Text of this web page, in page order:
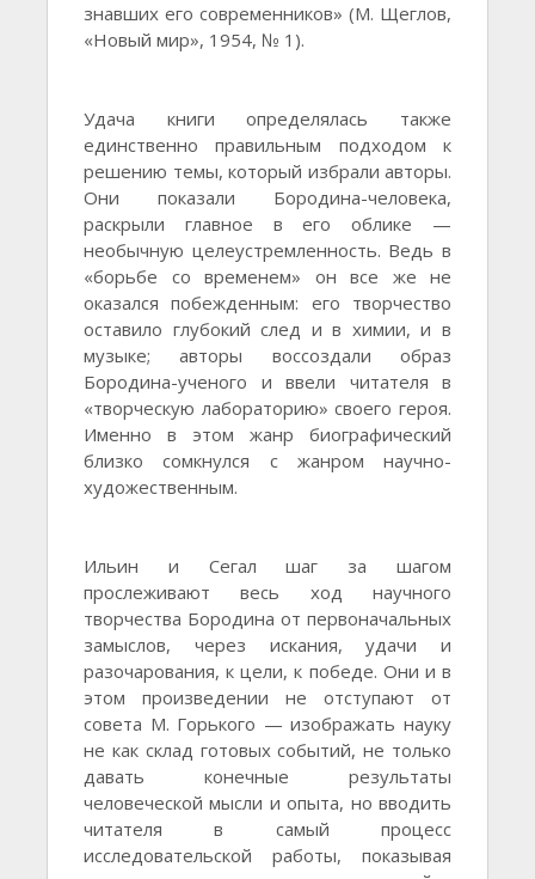
знавших его современников» (М. Щеглов,
«Новый мир», 1954, № 1).
Удача книги определялась также
единственно правильным подходом к
решению темы, который избрали авторы.
Они показали Бородина-человека,
раскрыли главное в его облике —
необычную целеустремленность. Ведь в
«борьбе со временем» он все же не
оказался побежденным: его творчество
оставило глубокий след и в химии, и в
музыке; авторы воссоздали образ
Бородина-ученого и ввели читателя в
«творческую лабораторию» своего героя.
Именно в этом жанр биографический
близко сомкнулся с жанром научно-
художественным.
Ильин и Сегал шаг за шагом
прослеживают весь ход научного
творчества Бородина от первоначальных
замыслов, через искания, удачи и
разочарования, к цели, к победе. Они и в
этом произведении не отступают от
совета М. Горького — изображать науку
не как склад готовых событий, не только
давать конечные результаты
человеческой мысли и опыта, но вводить
читателя в самый процесс
исследовательской работы, показывая